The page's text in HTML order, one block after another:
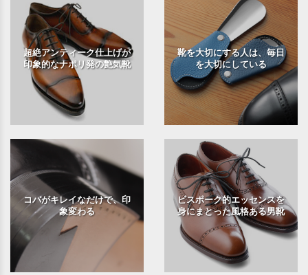
超絶アンティーク仕上げが
印象的なナポリ発の艶気靴
靴を大切にする人は、毎日
を大切にしている
コバがキレイなだけで、印
象変わる
ビスポーク的エッセンスを
身にまとった風格ある男靴